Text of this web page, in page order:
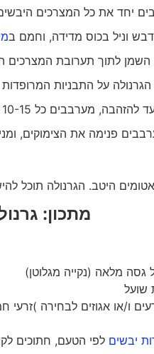
יחד את כל המצרכים
וניל בכוס מדידה, וחמם ב
לתוך תערובת המצרכים
על התבניות המרופדות
פנימה את הצימוקים,
אטומים היטב. הגרנולה
מתכון:
יבשים לפי הטעם, חתוכים